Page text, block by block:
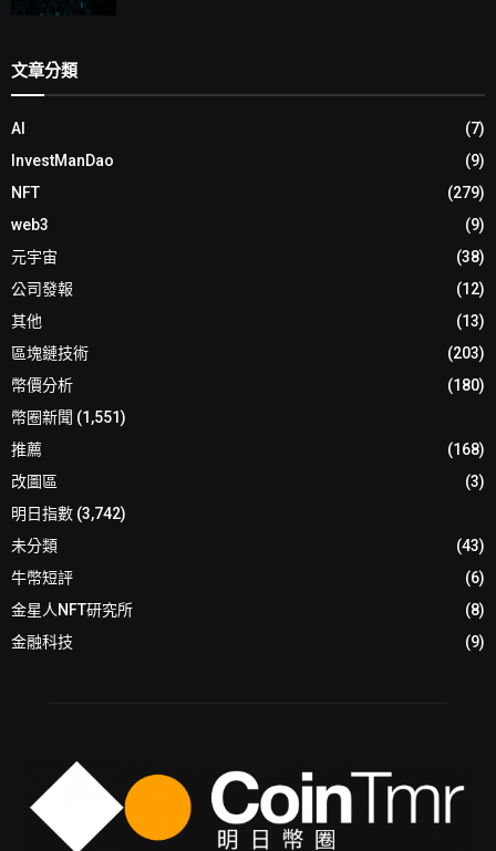
文章分類
AI
(7)
InvestManDao
(9)
NFT
(279)
web3
(9)
元宇宙
(38)
公司發報
(12)
其他
(13)
區塊鏈技術
(203)
幣價分析
(180)
幣圈新聞 (1,551)
推薦
(168)
改圖區
(3)
明日指數 (3,742)
未分類
(43)
牛幣短評
(6)
金星人NFT研究所
(8)
金融科技
(9)